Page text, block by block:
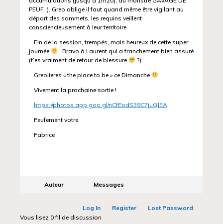
PEUF :). Greo oblige il faut quand même être vigilant au
départ des sommets, les requins veillent
consciencieusement à leur territoire.
Fin de la session, trempés, mais heureux de cette super
journée
. Bravo à Laurent qui a franchement bien assuré
(t’es vraiment de retour de blessure
?)
Greolieres « the place to be » ce Dimanche
Vivement la prochaine sortie !
https://photos.app.goo.gl/nCfEodS39C7juGJEA
Peufement votre,
Fabrice
Auteur Messages
Log In Register
Lost Password
Vous lisez 0 fil de discussion